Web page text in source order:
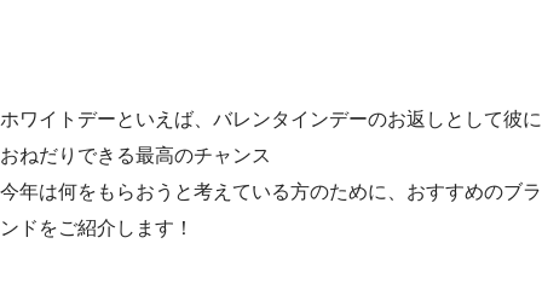
ホワイトデーといえば、バレンタインデーのお返しとして彼に
おねだりできる最高のチャンス
今年は何をもらおうと考えている方のために、おすすめのブラ
ンドをご紹介します！